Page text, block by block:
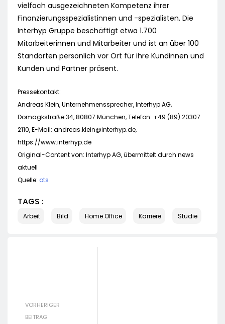
vielfach ausgezeichneten Kompetenz ihrer
Finanzierungsspezialistinnen und -spezialisten. Die
Interhyp Gruppe beschäftigt etwa 1.700
Mitarbeiterinnen und Mitarbeiter und ist an über 100
Standorten persönlich vor Ort für ihre Kundinnen und
Kunden und Partner präsent.
Pressekontakt:
Andreas Klein, Unternehmenssprecher, Interhyp AG,
Domagkstraße 34, 80807 München, Telefon: +49 (89) 20307
2110, E-Mail: andreas.klein@interhyp.de,
https://www.interhyp.de
Original-Content von: Interhyp AG, übermittelt durch news
aktuell
Quelle: ots
TAGS :
Arbeit Bild Home Office Karriere Studie
VORHERIGER
BEITRAG